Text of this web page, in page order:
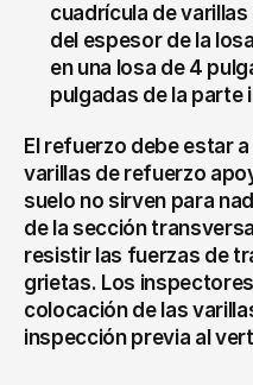
cuadrícula de
del espesor de la
en una losa de 4
pulgadas de la parte
El refuerzo debe estar
varillas de refuerzo
suelo no sirven para
de la sección
resistir las fuerzas de
grietas. Los
colocación de las
inspección previa al